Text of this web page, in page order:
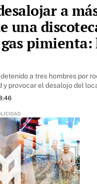
a
una
pimienta:
a tres hombres por
y provocar el desalojo del